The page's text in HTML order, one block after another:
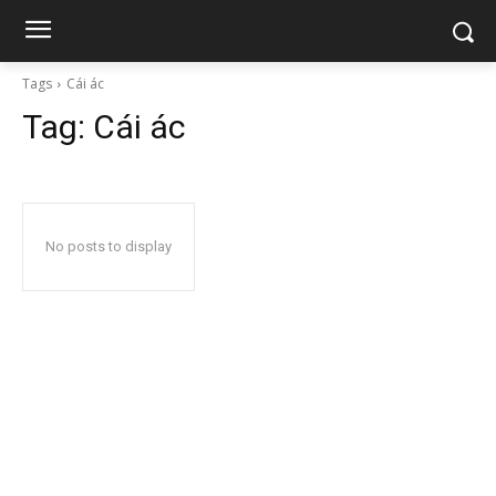
Tags Cái ác
Tag: Cái ác
No posts to display